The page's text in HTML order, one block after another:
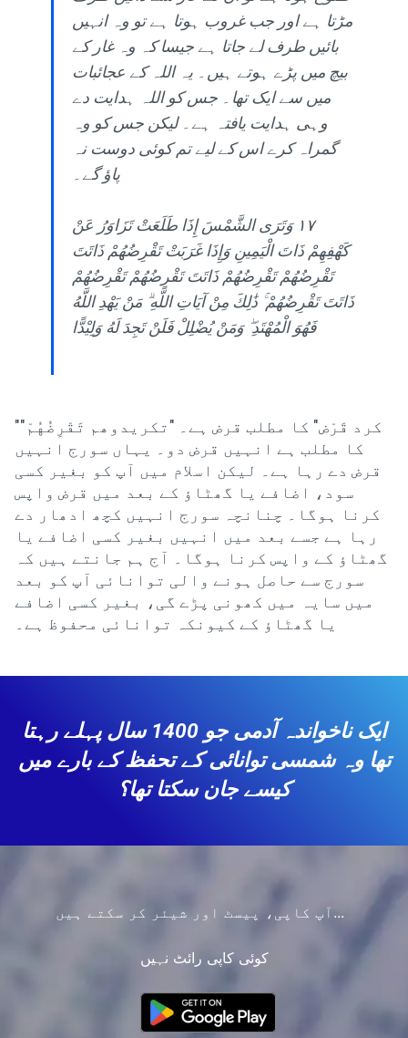
مڑتا ہے اور جب غروب ہوتا ہے تو وہ انہیں
بائیں طرف لے جاتا ہے جیسا کہ وہ غار کے
بیچ میں پڑے ہوتے ہیں۔ یہ اللہ کے عجائبات
میں سے ایک تھا۔ جس کو اللہ ہدایت دے
وہی ہدایت یافتہ ہے۔ لیکن جس کو وہ
گمراہ کرے اس کے لیے تم کوئی دوست نہ
پاؤ گے۔
١٧ وَتَرَى الشَّمْسَ إِذَا طَلَعَتْ تَزَاوَرُ عَنْ
كَهْفِهِمْ ذَاتَ الْيَمِينِ وَإِذَا غَرَبَتْ تَقْرِضُهُمْ ذَاتَتَ
تَقْرِضُهُمْ تَقْرِضُهُمْ ذَاتَتَ تَقْرِضُهُمْ تَقْرِضُهُمْ
ذَاتَتَ تَقْرِضُهُمْ ۚ ذَٰلِكَ مِنْ آيَاتِ اللَّهِ ۗ مَنْ يَهْدِ اللَّهُ
فَهُوَ الْمُهْتَدِ ۖ وَمَنْ يُضْلِلْ فَلَنْ تَجِدَ لَهُ وَلِيْدًّا
"کرد قَرْض" کا مطلب قرض ہے۔ "تکریدوھم تَقْرِضُهُمْ"
کا مطلب ہے انہیں قرض دو۔ یہاں سورج انہیں
قرض دے رہا ہے۔ لیکن اسلام میں آپ کو بغیر کسی
سود، اضافے یا گھٹاؤ کے بعد میں قرض واپس
کرنا ہوگا۔ چنانچہ سورج انہیں کچھ ادھار دے
رہا ہے جسے بعد میں انہیں بغیر کسی اضافے یا
گھٹاؤ کے واپس کرنا ہوگا۔ آج ہم جانتے ہیں کہ
سورج سے حاصل ہونے والی توانائی آپ کو بعد
میں سایہ میں کھونی پڑے گی، بغیر کسی اضافے
یا گھٹاؤ کے کیونکہ توانائی محفوظ ہے۔
ایک ناخواندہ آدمی جو 1400 سال پہلے رہتا
تھا وہ شمسی توانائی کے تحفظ کے بارے میں
کیسے جان سکتا تھا؟
آپ کاپی، پیسٹ اور شیئر کر سکتے ہیں...
کوئی کاپی رائٹ نہیں